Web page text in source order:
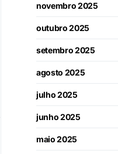
novembro 2025
outubro 2025
setembro 2025
agosto 2025
julho 2025
junho 2025
maio 2025